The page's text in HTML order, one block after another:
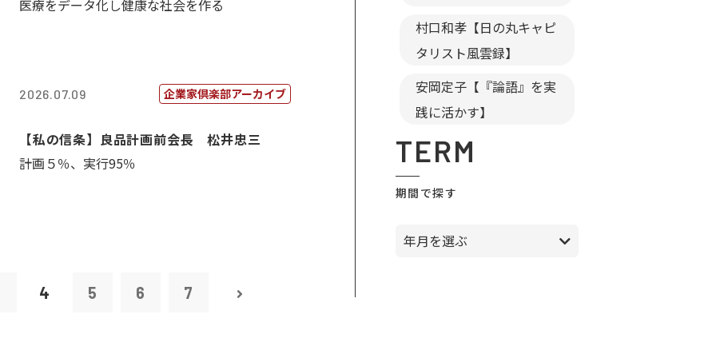
医療をデータ化し健康な社会を作る
2026.07.09 企業家倶楽部アーカイブ
【私の信条】良品計画前会長 松井忠三
計画５％、実行95％
4 5 6 7
村口和孝【日の丸キャピ
タリスト風雲録】
安岡定子【『論語』を実
践に活かす】
TERM
期間で探す
年月を選ぶ